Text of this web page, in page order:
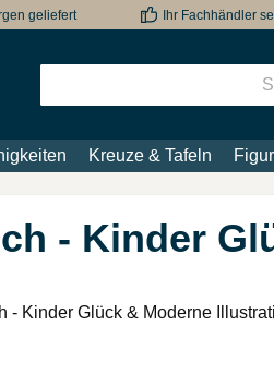
geliefert Ihr Fachhändler
Kreuze & Tafeln
- Kinder